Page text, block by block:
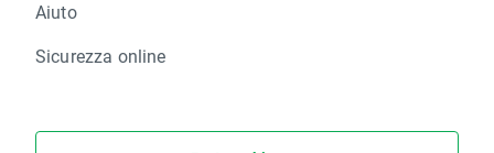
Aiuto
Sicurezza online